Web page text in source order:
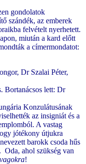
gondolatok
szándék, az emberek
felvételt nyerhetett.
miután a kard előtt
a címermondatot:
Dr Szalai Péter,
Bortanácsos lett: Dr
Konzulátusának
az insigniát és a
A vastag
jótékony útjukra
barokk csoda hűs
Oda, ahol szükség van
!